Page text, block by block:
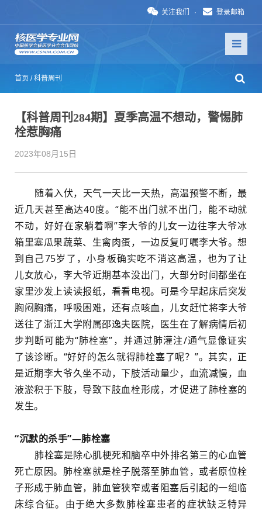
关注我们 · 登录邮箱
首页 /科普周刊
【科普周刊284期】夏季高温不想动，警惕肺
栓惹胸痛
2023年08月15日
随着入伏，天气一天比一天热，高温预警不断，最
近几天甚至高达40度。“能不出门就不出门，能不动就
不动，好好在家躺着啊”李大爷的儿女一边往李大爷冰
箱里塞瓜果蔬菜、生禽肉蛋，一边反复叮嘱李大爷。想
到自己75岁了，小身板确实吃不消这高温，也为了让
儿女放心，李大爷近期基本没出门，大部分时间都坐在
家里沙发上读读报纸，看看电视。可是今早起床后突发
胸闷胸痛，呼吸困难，还有点咳血，儿女赶忙将李大爷
送往了浙江大学附属邵逸夫医院，医生在了解病情后初
步判断可能为“肺栓塞”，并通过肺灌注/通气显像证实
了该诊断。“好好的怎么就得肺栓塞了呢？”。其实，正
是近期李大爷久坐不动，下肢活动量少，血流减慢，血
液淤积于下肢，导致下肢血栓形成，才促进了肺栓塞的
发生。
“沉默的杀手”—肺栓塞
肺栓塞是除心肌梗死和脑卒中外排名第三的心血管
死亡原因。肺栓塞就是栓子脱落至肺血管，或者原位栓
子形成于肺血管，肺血管狭窄或者阻塞后引起的一组临
床综合征。由于绝大多数肺栓塞患者的症状缺乏特异